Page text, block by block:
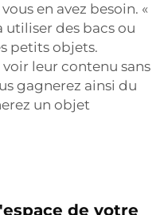
en avez besoin. «
utiliser des bacs ou
petits objets.
leur contenu sans
gagnerez ainsi du
un objet
de votre